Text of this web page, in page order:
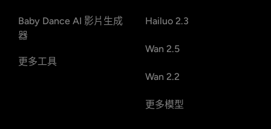
Baby Dance AI 影片生成
器
更多工具
Hailuo 2.3
Wan 2.5
Wan 2.2
更多模型